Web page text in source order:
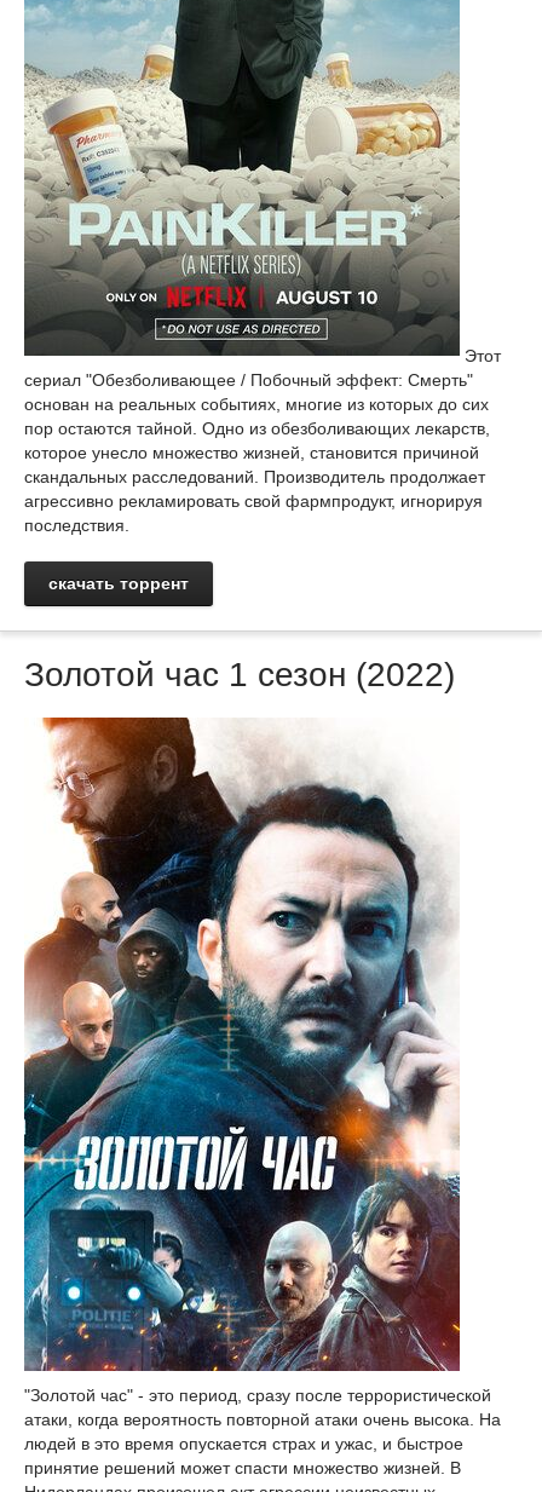
Этот
сериал "Обезболивающее / Побочный эффект: Смерть"
основан на реальных событиях, многие из которых до сих
пор остаются тайной. Одно из обезболивающих лекарств,
которое унесло множество жизней, становится причиной
скандальных расследований. Производитель продолжает
агрессивно рекламировать свой фармпродукт, игнорируя
последствия.
скачать торрент
Золотой час 1 сезон (2022)
"Золотой час" - это период, сразу после террористической
атаки, когда вероятность повторной атаки очень высока. На
людей в это время опускается страх и ужас, и быстрое
принятие решений может спасти множество жизней. В